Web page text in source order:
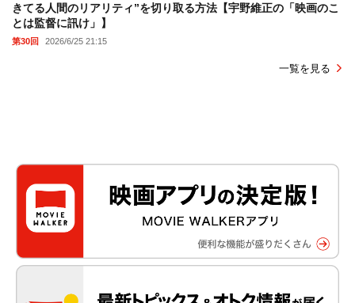
きてる人間のリアリティ”を切り取る方法【宇野維正の「映画のこ
とは監督に訊け」】
第30回 2026/6/25 21:15
一覧を見る